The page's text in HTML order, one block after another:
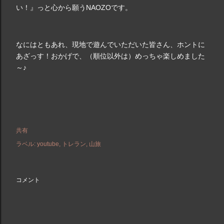
い！』っと心から願うNAOZOです。
なにはともあれ、現地で遊んでいただいた皆さん、ホントに
あざっす！おかげで、（順位以外は）めっちゃ楽しめました
～♪
共有
ラベル: youtube トレラン 山旅
コメント